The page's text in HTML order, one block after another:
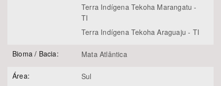
Terra Indígena Tekoha Marangatu -
TI
Terra Indígena Tekoha Araguaju - TI
Bioma / Bacia: Mata Atlântica
Área: Sul